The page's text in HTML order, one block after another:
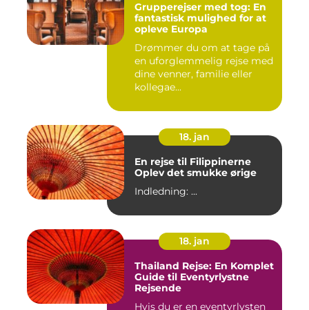
Grupperejser med tog: En
fantastisk mulighed for at
opleve Europa
Drømmer du om at tage på
en uforglemmelig rejse med
dine venner, familie eller
kollegae...
18. jan
En rejse til Filippinerne
Oplev det smukke ørige
Indledning: ...
18. jan
Thailand Rejse: En Komplet
Guide til Eventyrlystne
Rejsende
Hvis du er en eventyrlysten